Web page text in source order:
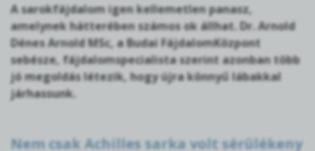
A sarokfájdalom igen kellemetlen panasz,
amelynek hátterében számos ok állhat. Dr. Arnold
Dénes Arnold MSc, a Budai FájdalomKözpont
sebésze, fájdalomspecialista szerint azonban több
jó megoldás létezik, hogy újra könnyű lábakkal
járhassunk.
Nem csak Achilles sarka volt sérülékeny